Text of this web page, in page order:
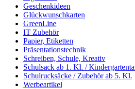
Geschenkideen
Glückwunschkarten
GreenLine
IT Zubehör
Papier, Etiketten
Präsentationstechnik
Schreiben, Schule, Kreativ
Schulsack ab 1. Kl. /
Schulrucksäcke / Zubehör ab 5. Kl.
Werbeartikel